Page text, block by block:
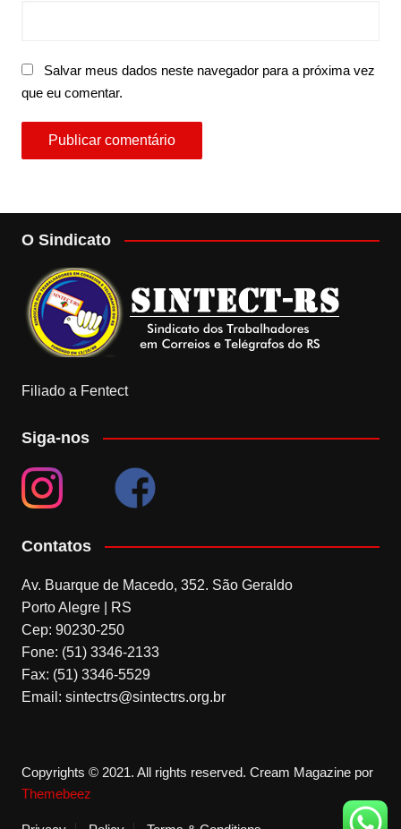
Salvar meus dados neste navegador para a próxima vez
que eu comentar.
O Sindicato
Filiado a Fentect
Siga-nos
Contatos
Av. Buarque de Macedo, 352. São Geraldo
Porto Alegre | RS
Cep: 90230-250
Fone: (51) 3346-2133
Fax: (51) 3346-5529
Email: sintectrs@sintectrs.org.br
Copyrights © 2021. All rights reserved. Cream Magazine por
Themebeez